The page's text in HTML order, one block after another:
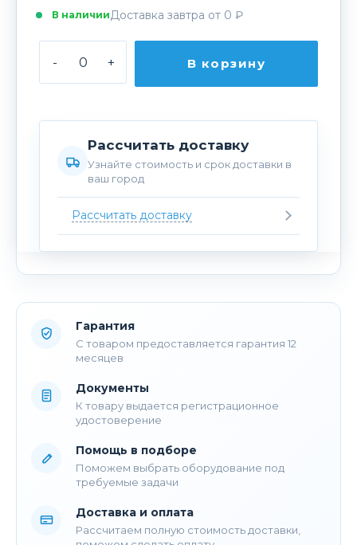
В наличииДоставка завтра от 0 ₽
- + В корзину
Рассчитать доставку
Узнайте стоимость и срок доставки в
ваш город
Рассчитать доставку
Гарантия
С товаром предоставляется гарантия 12
месяцев
Документы
К товару выдается регистрационное
удостоверение
Помощь в подборе
Поможем выбрать оборудование под
требуемые задачи
Доставка и оплата
Рассчитаем полную стоимость доставки,